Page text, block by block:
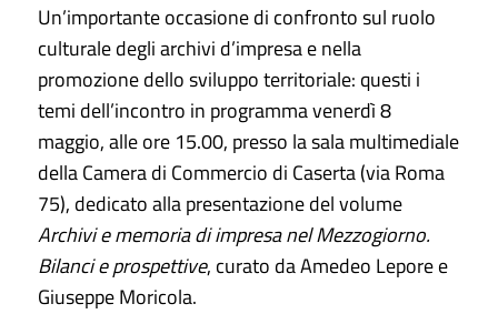
Un’importante occasione di confronto sul ruolo
culturale degli archivi d’impresa e nella
promozione dello sviluppo territoriale: questi i
temi dell’incontro in programma venerdì 8
maggio, alle ore 15.00, presso la sala multimediale
della Camera di Commercio di Caserta (via Roma
75), dedicato alla presentazione del volume
Archivi e memoria di impresa nel Mezzogiorno.
Bilanci e prospettive, curato da Amedeo Lepore e
Giuseppe Moricola.